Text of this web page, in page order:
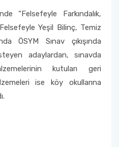
“Felsefeyle Farkındalık,
Yeşil Bilinç, Temiz
ÖSYM Sınav çıkışında
adaylardan, sınavda
kutuları geri
ise köy okullarına